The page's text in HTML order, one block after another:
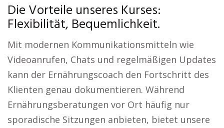
Die Vorteile unseres Kurses:
Flexibilität, Bequemlichkeit.
Mit modernen Kommunikationsmitteln wie
Videoanrufen, Chats und regelmäßigen Updates
kann der Ernährungscoach den Fortschritt des
Klienten genau dokumentieren. Während
Ernährungsberatungen vor Ort häufig nur
sporadische Sitzungen anbieten, bietet unsere